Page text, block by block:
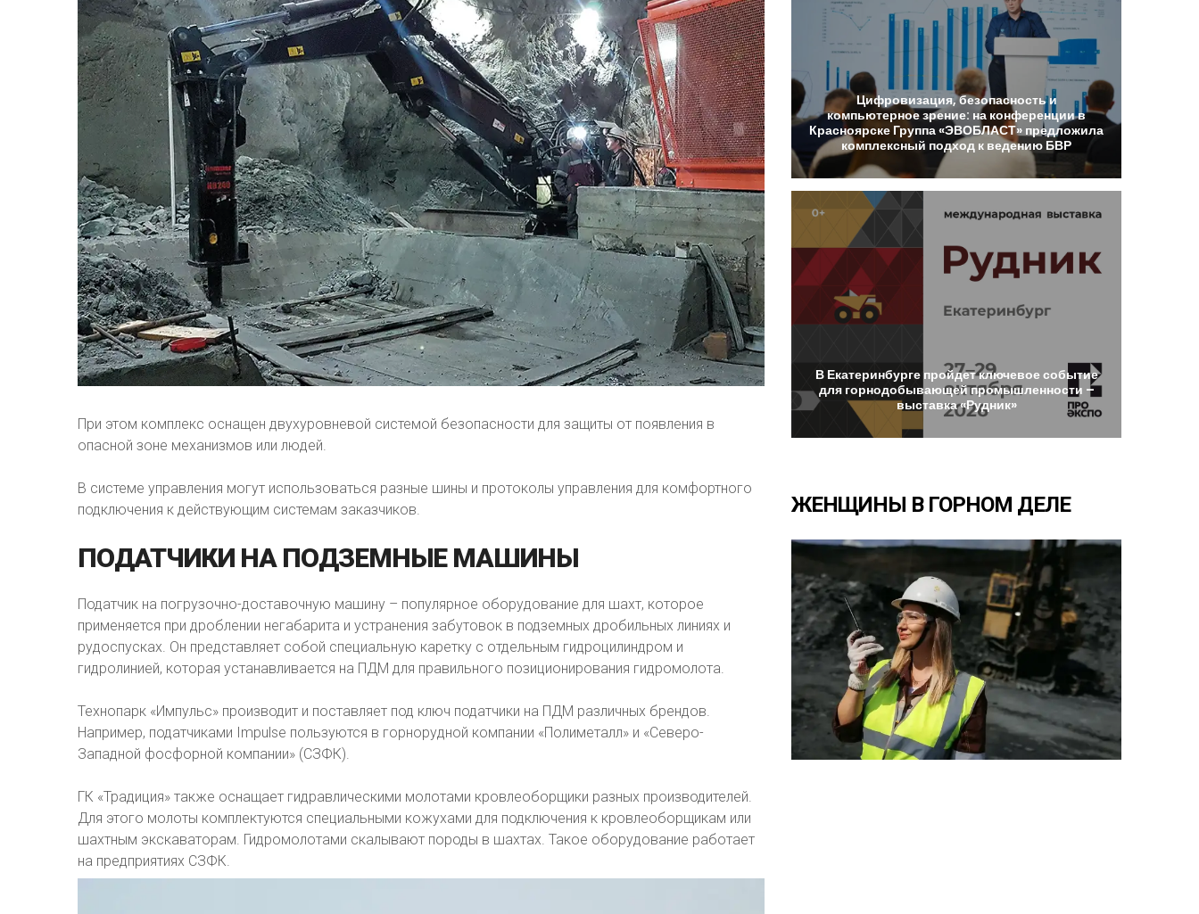
При этом комплекс оснащен двухуровневой системой безопасности для защиты от появления в
опасной зоне механизмов или людей.
В системе управления могут использоваться разные шины и протоколы управления для комфортного
подключения к действующим системам заказчиков.
ПОДАТЧИКИ НА ПОДЗЕМНЫЕ МАШИНЫ
Податчик на погрузочно-доставочную машину – популярное оборудование для шахт, которое
применяется при дроблении негабарита и устранения забутовок в подземных дробильных линиях и
рудоспусках. Он представляет собой специальную каретку с отдельным гидроцилиндром и
гидролинией, которая устанавливается на ПДМ для правильного позиционирования гидромолота.
Технопарк «Импульс» производит и поставляет под ключ податчики на ПДМ различных брендов.
Например, податчиками Impulse пользуются в горнорудной компании «Полиметалл» и «Северо-
Западной фосфорной компании» (СЗФК).
ГК «Традиция» также оснащает гидравлическими молотами кровлеоборщики разных производителей.
Для этого молоты комплектуются специальными кожухами для подключения к кровлеоборщикам или
шахтным экскаваторам. Гидромолотами скалывают породы в шахтах. Такое оборудование работает
на предприятиях СЗФК.
Цифровизация,безопасностьи
компьютерноезрение: на конференциив
Красноярске Группа«ЭВОБЛАСТ» предложила
комплексный подход к ведению БВР
В Екатеринбурге пройдетключевоесобытие
для горнодобывающейпромышленности –
выставка«Рудник»
ЖЕНЩИНЫ В ГОРНОМ ДЕЛЕ